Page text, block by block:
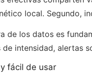
local. Segundo,
de los datos es
de intensidad, alertas
fácil de usar